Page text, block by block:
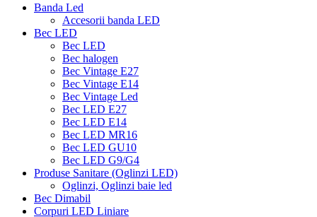
Banda Led
Accesorii banda LED
Bec LED
Bec LED
Bec halogen
Bec Vintage E27
Bec Vintage E14
Bec Vintage Led
Bec LED E27
Bec LED E14
Bec LED MR16
Bec LED GU10
Bec LED G9/G4
Produse Sanitare (Oglinzi LED)
Oglinzi, Oglinzi baie led
Bec Dimabil
Corpuri LED Liniare